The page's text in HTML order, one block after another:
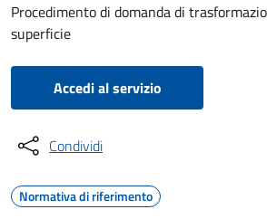
Procedimento di domanda di
superficie
Accedi al servizio
Condividi
Normativa di riferimento